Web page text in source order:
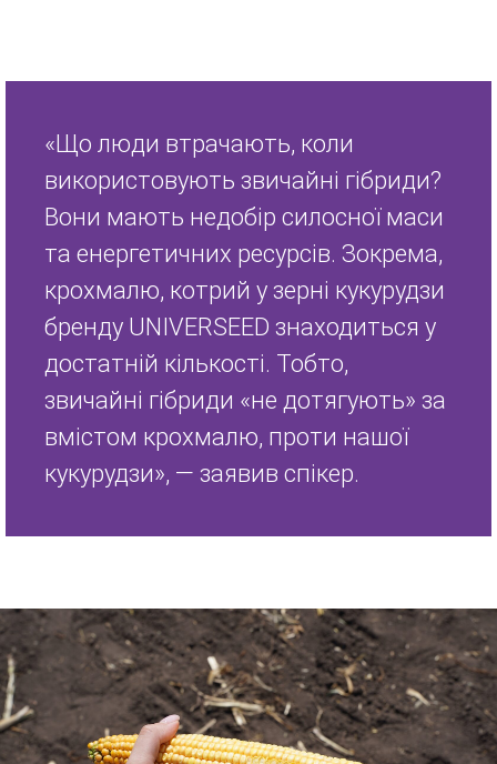
«Що люди втрачають, коли
використовують звичайні гібриди?
Вони мають недобір силосної маси
та енергетичних ресурсів. Зокрема,
крохмалю, котрий у зерні кукурудзи
бренду UNIVERSEED знаходиться у
достатній кількості. Тобто,
звичайні гібриди «не дотягують» за
вмістом крохмалю, проти нашої
кукурудзи», — заявив спікер.